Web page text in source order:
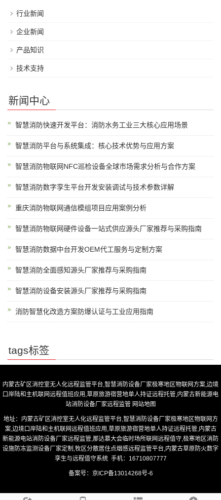
行业新闻
企业新闻
产品知识
技术支持
新闻中心
智慧消防快速开发平台：消防水务工业三大核心应用场景
智慧消防平台与系统集成：核心技术优势与应用方案
智慧消防物联网NFC巡检设备全球市场需求分析与合作方案
智慧消防数字孪生平台开发安装调试与技术参数详解
重庆消防物联网通信模组项目应用案例分析
智慧消防物联网硬件设备一站式供应源头厂家推荐与采购指南
智慧消防数据中台开发OEM代工服务与定制方案
智慧消防全面感知源头厂家推荐与采购指南
智慧消防设备安装源头厂家推荐与采购指南
消防智慧化改造方案防爆认证与工业应用指南
tags标签
内蒙古矿区消控室无人化远程监管平台,智慧消防设备厂家极寒地区物联网方案,边境
口岸陆和主机联网远程值班应用,草原旅游宿营地单人持证远程托管,内蒙古新能源电
站消防设备厂家远程监管 网站地图
地址：内蒙古矿区消控室无人化远程监管平台,智慧消防设备厂家极寒地区物联网方
案,边境口岸陆和主机联网远程值班应用,草原旅游宿营地单人持证远程托管,内蒙古
新能源电站消防设备厂家远程监管,那达慕大会临时场所联网远程值守,极寒地区消防
设施防冻监测设备厂家定制,牧区分散居住点烟感远程监管平台,内蒙古草原防火数字
孪生与远程值守系统 手机：16710807777
备案号： 京ICP备13014268号-6